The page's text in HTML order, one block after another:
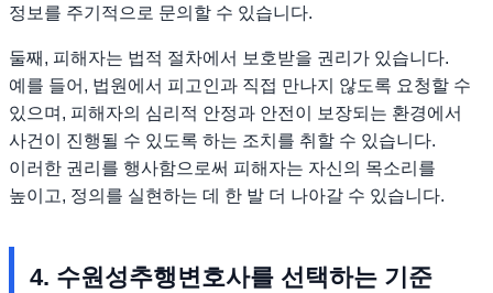
정보를 주기적으로 문의할 수 있습니다.
둘째, 피해자는 법적 절차에서 보호받을 권리가 있습니다.
예를 들어, 법원에서 피고인과 직접 만나지 않도록 요청할 수
있으며, 피해자의 심리적 안정과 안전이 보장되는 환경에서
사건이 진행될 수 있도록 하는 조치를 취할 수 있습니다.
이러한 권리를 행사함으로써 피해자는 자신의 목소리를
높이고, 정의를 실현하는 데 한 발 더 나아갈 수 있습니다.
4. 수원성추행변호사를 선택하는 기준